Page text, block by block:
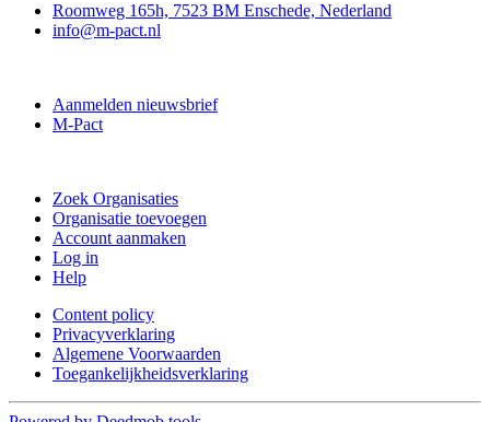
Roomweg 165h, 7523 BM Enschede, Nederland
info@m-pact.nl
Aanmelden nieuwsbrief
M-Pact
Zoek Organisaties
Organisatie toevoegen
Account aanmaken
Log in
Help
Content policy
Privacyverklaring
Algemene Voorwaarden
Toegankelijkheidsverklaring